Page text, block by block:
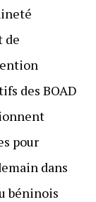
de
des BOAD
pour
dans
béninois